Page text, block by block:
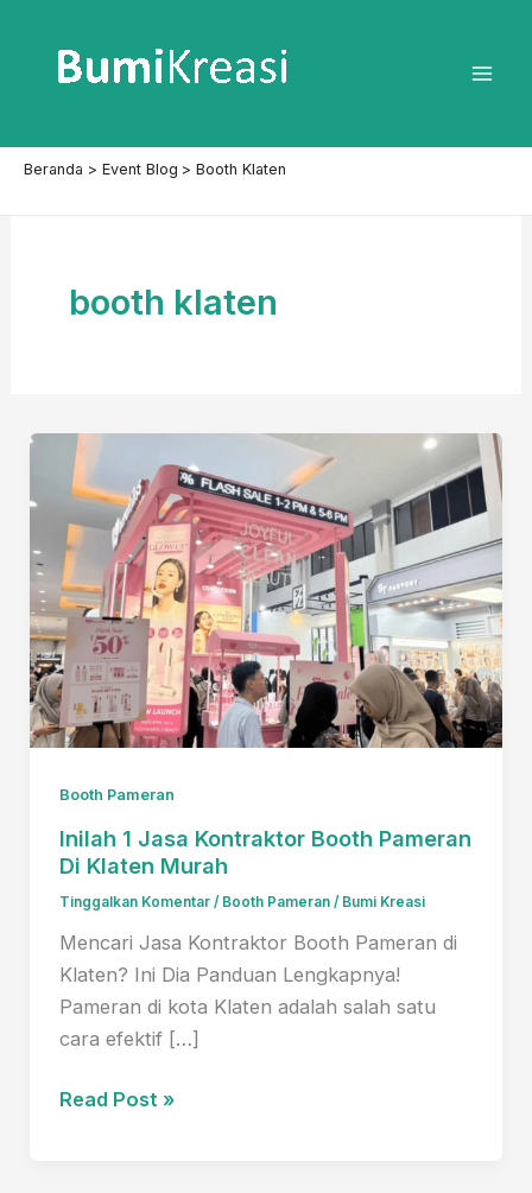
konten
Beranda Event Blog Booth Klaten
booth klaten
Booth Pameran
Inilah 1 Jasa Kontraktor Booth Pameran
Di Klaten Murah
Tinggalkan Komentar / Booth Pameran/ Bumi Kreasi
Mencari Jasa Kontraktor Booth Pameran di
Klaten? Ini Dia Panduan Lengkapnya!
Pameran di kota Klaten adalah salah satu
cara efektif […]
Inilah
Read Post »